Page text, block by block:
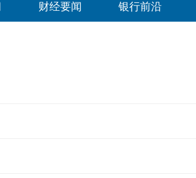
财经要闻 银行前沿